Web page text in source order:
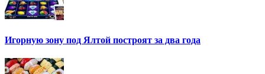
Игорную зону под Ялтой построят за два года